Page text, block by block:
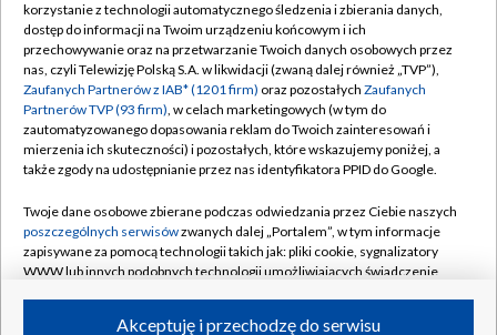
TVP
Abonament TVP
Emisja w TVP
Centrum informacji TVP
Naziemna Telewizja Cyfrowa
Rada Programowa
System NOS
Informacje o nadawcy
Regulamin TVP
Polityka prywatności
Moje zgody
Pomoc
Kontakt
Kanały
korzystanie z technologii automatycznego śledzenia i zbierania danych,
dostęp do informacji na Twoim urządzeniu końcowym i ich
przechowywanie oraz na przetwarzanie Twoich danych osobowych przez
nas, czyli Telewizję Polską S.A. w likwidacji (zwaną dalej również „TVP”),
Zaufanych Partnerów z IAB* (1201 firm) oraz pozostałych Zaufanych
Partnerów TVP (93 firm), w celach marketingowych (w tym do
zautomatyzowanego dopasowania reklam do Twoich zainteresowań i
mierzenia ich skuteczności) i pozostałych, które wskazujemy poniżej, a
także zgody na udostępnianie przez nas identyfikatora PPID do Google.
Twoje dane osobowe zbierane podczas odwiedzania przez Ciebie naszych
poszczególnych serwisówzwanych dalej „Portalem”, w tym informacje
zapisywane za pomocą technologii takich jak: pliki cookie, sygnalizatory
WWW lub innych podobnych technologii umożliwiających świadczenie
ruchu w Internecie.Akceptuję i przechodzę do serwisu